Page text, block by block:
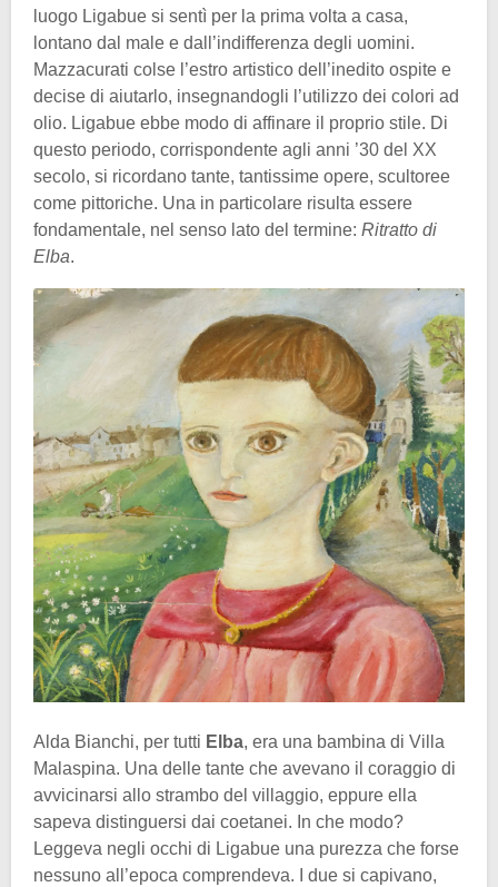
luogo Ligabue si sentì per la prima volta a casa,
lontano dal male e dall’indifferenza degli uomini.
Mazzacurati colse l’estro artistico dell’inedito ospite e
decise di aiutarlo, insegnandogli l’utilizzo dei colori ad
olio. Ligabue ebbe modo di affinare il proprio stile. Di
questo periodo, corrispondente agli anni ’30 del XX
secolo, si ricordano tante, tantissime opere, scultoree
come pittoriche. Una in particolare risulta essere
fondamentale, nel senso lato del termine: Ritratto di
Elba.
Alda Bianchi, per tutti Elba, era una bambina di Villa
Malaspina. Una delle tante che avevano il coraggio di
avvicinarsi allo strambo del villaggio, eppure ella
sapeva distinguersi dai coetanei. In che modo?
Leggeva negli occhi di Ligabue una purezza che forse
nessuno all’epoca comprendeva. I due si capivano,